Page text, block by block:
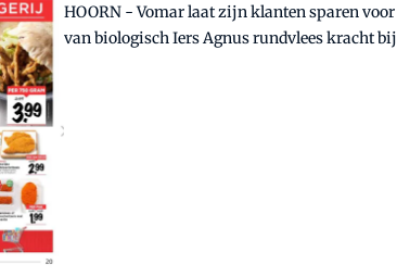
HOORN - Vomar laat zijn klanten sparen
van biologisch Iers Agnus rundvlees kracht